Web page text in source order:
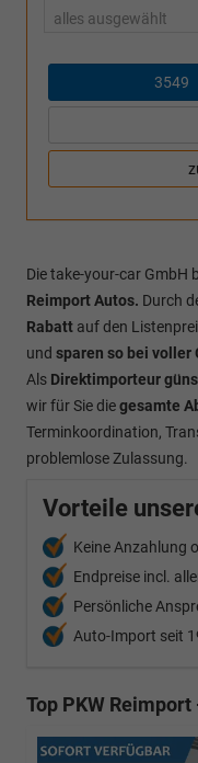
alles ausgewählt
3549
Die take-your-car GmbH
Reimport Autos. Durch
Rabatt auf den
und sparen so bei voller
Als Direktimporteur
wir für Sie diegesamte
Terminkoordination,
problemlose Zulassung.
Vorteile
Keine Anzahlung
Endpreise incl.
Persönliche
Auto-Import seit
Top PKW